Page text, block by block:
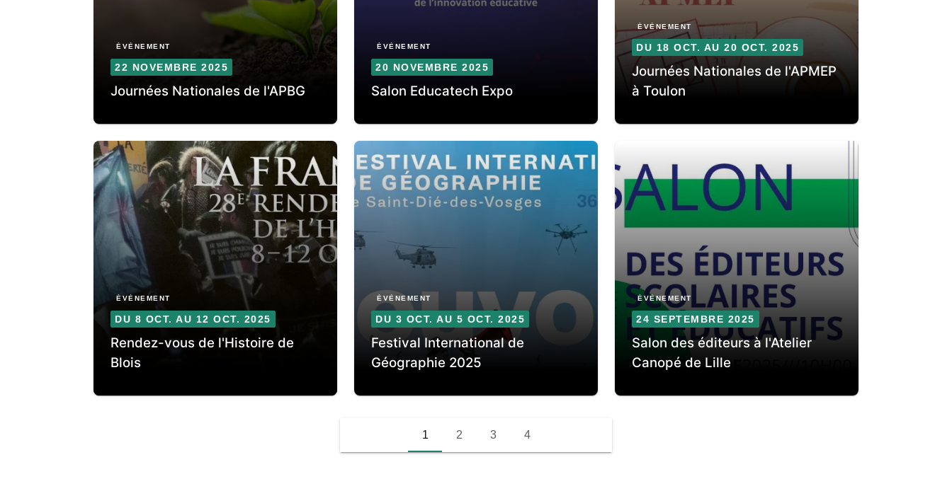
ÉVÈNEMENT
22 NOVEMBRE 2025
Journées Nationales de l'APBG
ÉVÈNEMENT
20 NOVEMBRE 2025
Salon Educatech Expo
ÉVÈNEMENT
DU 18 OCT. AU 20 OCT. 2025
Journées Nationales de l'APMEP
à Toulon
ÉVÈNEMENT
DU 8 OCT. AU 12 OCT. 2025
Rendez-vous de l'Histoire de
Blois
ÉVÈNEMENT
DU 3 OCT. AU 5 OCT. 2025
Festival International de
Géographie 2025
ÉVÈNEMENT
24 SEPTEMBRE 2025
Salon des éditeurs à l'Atelier
Canopé de Lille
1 2 3 4